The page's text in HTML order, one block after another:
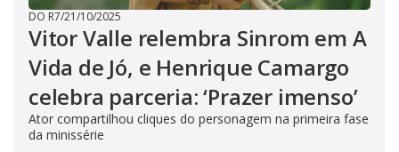
DO R7/21/10/2025
Vitor Valle relembra Sinrom em A
Vida de Jó, e Henrique Camargo
celebra parceria: ‘Prazer imenso’
Ator compartilhou cliques do personagem na primeira fase
da minissérie